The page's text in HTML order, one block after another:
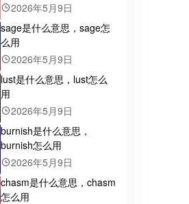
2026年5月9日
sage是什么意思，sage怎
么用
2026年5月9日
lust是什么意思，lust怎么
用
2026年5月9日
burnish是什么意思，
burnish怎么用
2026年5月9日
chasm是什么意思，chasm
怎么用